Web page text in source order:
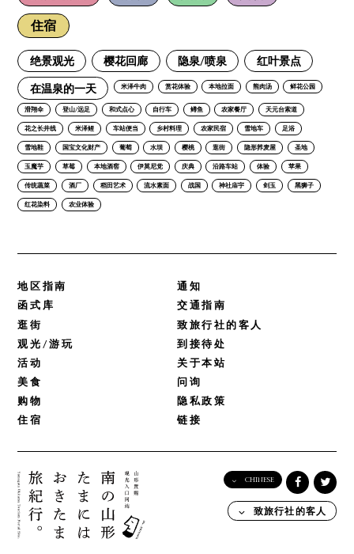
住宿
绝景观光 樱花回廊 隐泉/喷泉 红叶景点
在温泉的一天 米泽牛肉 赏花体验 本地拉面 熊肉汤 鲜花公园
滑翔伞 登山/远足 和式点心 自行车 鳟鱼 农家餐厅 天元台索道
花之长井线 米泽鲤 车站便当 乡村料理 农家民宿 雪地车 足浴
雪地鞋 国宝文化财产 葡萄 水坝 樱桃 逛街 隐形荞麦屋 圣地
玉魔芋 草莓 本地酒窖 伊莫尼党 庆典 沿路车站 体验 苹果
传统蔬菜 酒厂 稻田艺术 流水素面 战国 神社庙宇 剑玉 黑狮子
红花染料 农业体验
地区指南
函式库
逛街
观光/游玩
活动
美食
购物
住宿
通知
交通指南
致旅行社的客人
到接待处
关于本站
问询
隐私政策
链接
CHINESE
English
致旅行社的客人